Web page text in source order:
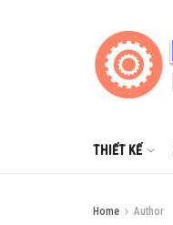
THIẾT KẾ
Home Author